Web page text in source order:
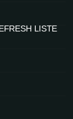
LISTE